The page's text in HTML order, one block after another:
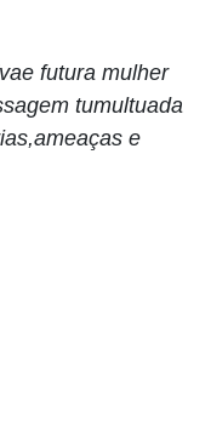
futura mulher
tumultuada
e